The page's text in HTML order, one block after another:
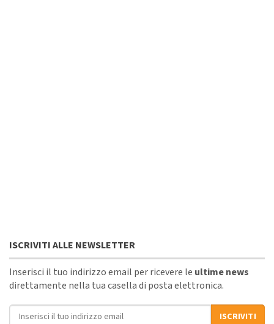
ISCRIVITI ALLE NEWSLETTER
Inserisci il tuo indirizzo email per ricevere le ultime news
direttamente nella tua casella di posta elettronica.
Indirizzo email
ISCRIVITI